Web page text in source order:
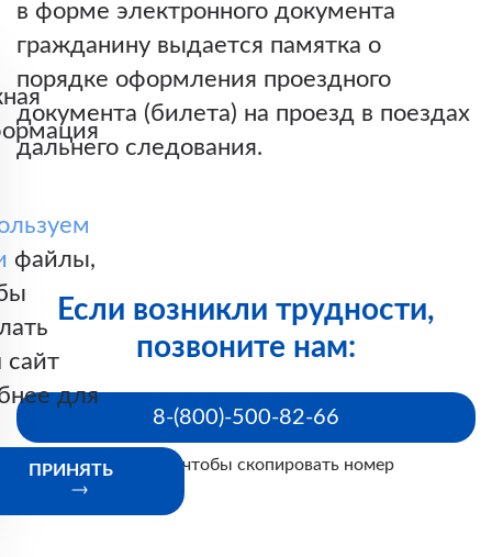
в форме электронного документа
гражданину выдается памятка о
порядке оформления проездного
документа (билета) на проезд в поездах
дальнего следования.
Если возникли трудности,
позвоните нам:
8-(800)-500-82-66
Нажмите, чтобы скопировать номер
файлы,
для
ПРИНЯТЬ